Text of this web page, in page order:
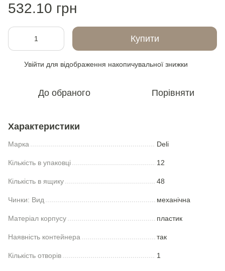
532.10 грн
Купити
Увійти для відображення накопичувальної знижки
До обраного Порівняти
Характеристики
Марка Deli
Кількість в упаковці 12
Кількість в ящику 48
Чинки: Вид механічна
Матеріал корпусу пластик
Наявність контейнера так
Кількість отворів 1